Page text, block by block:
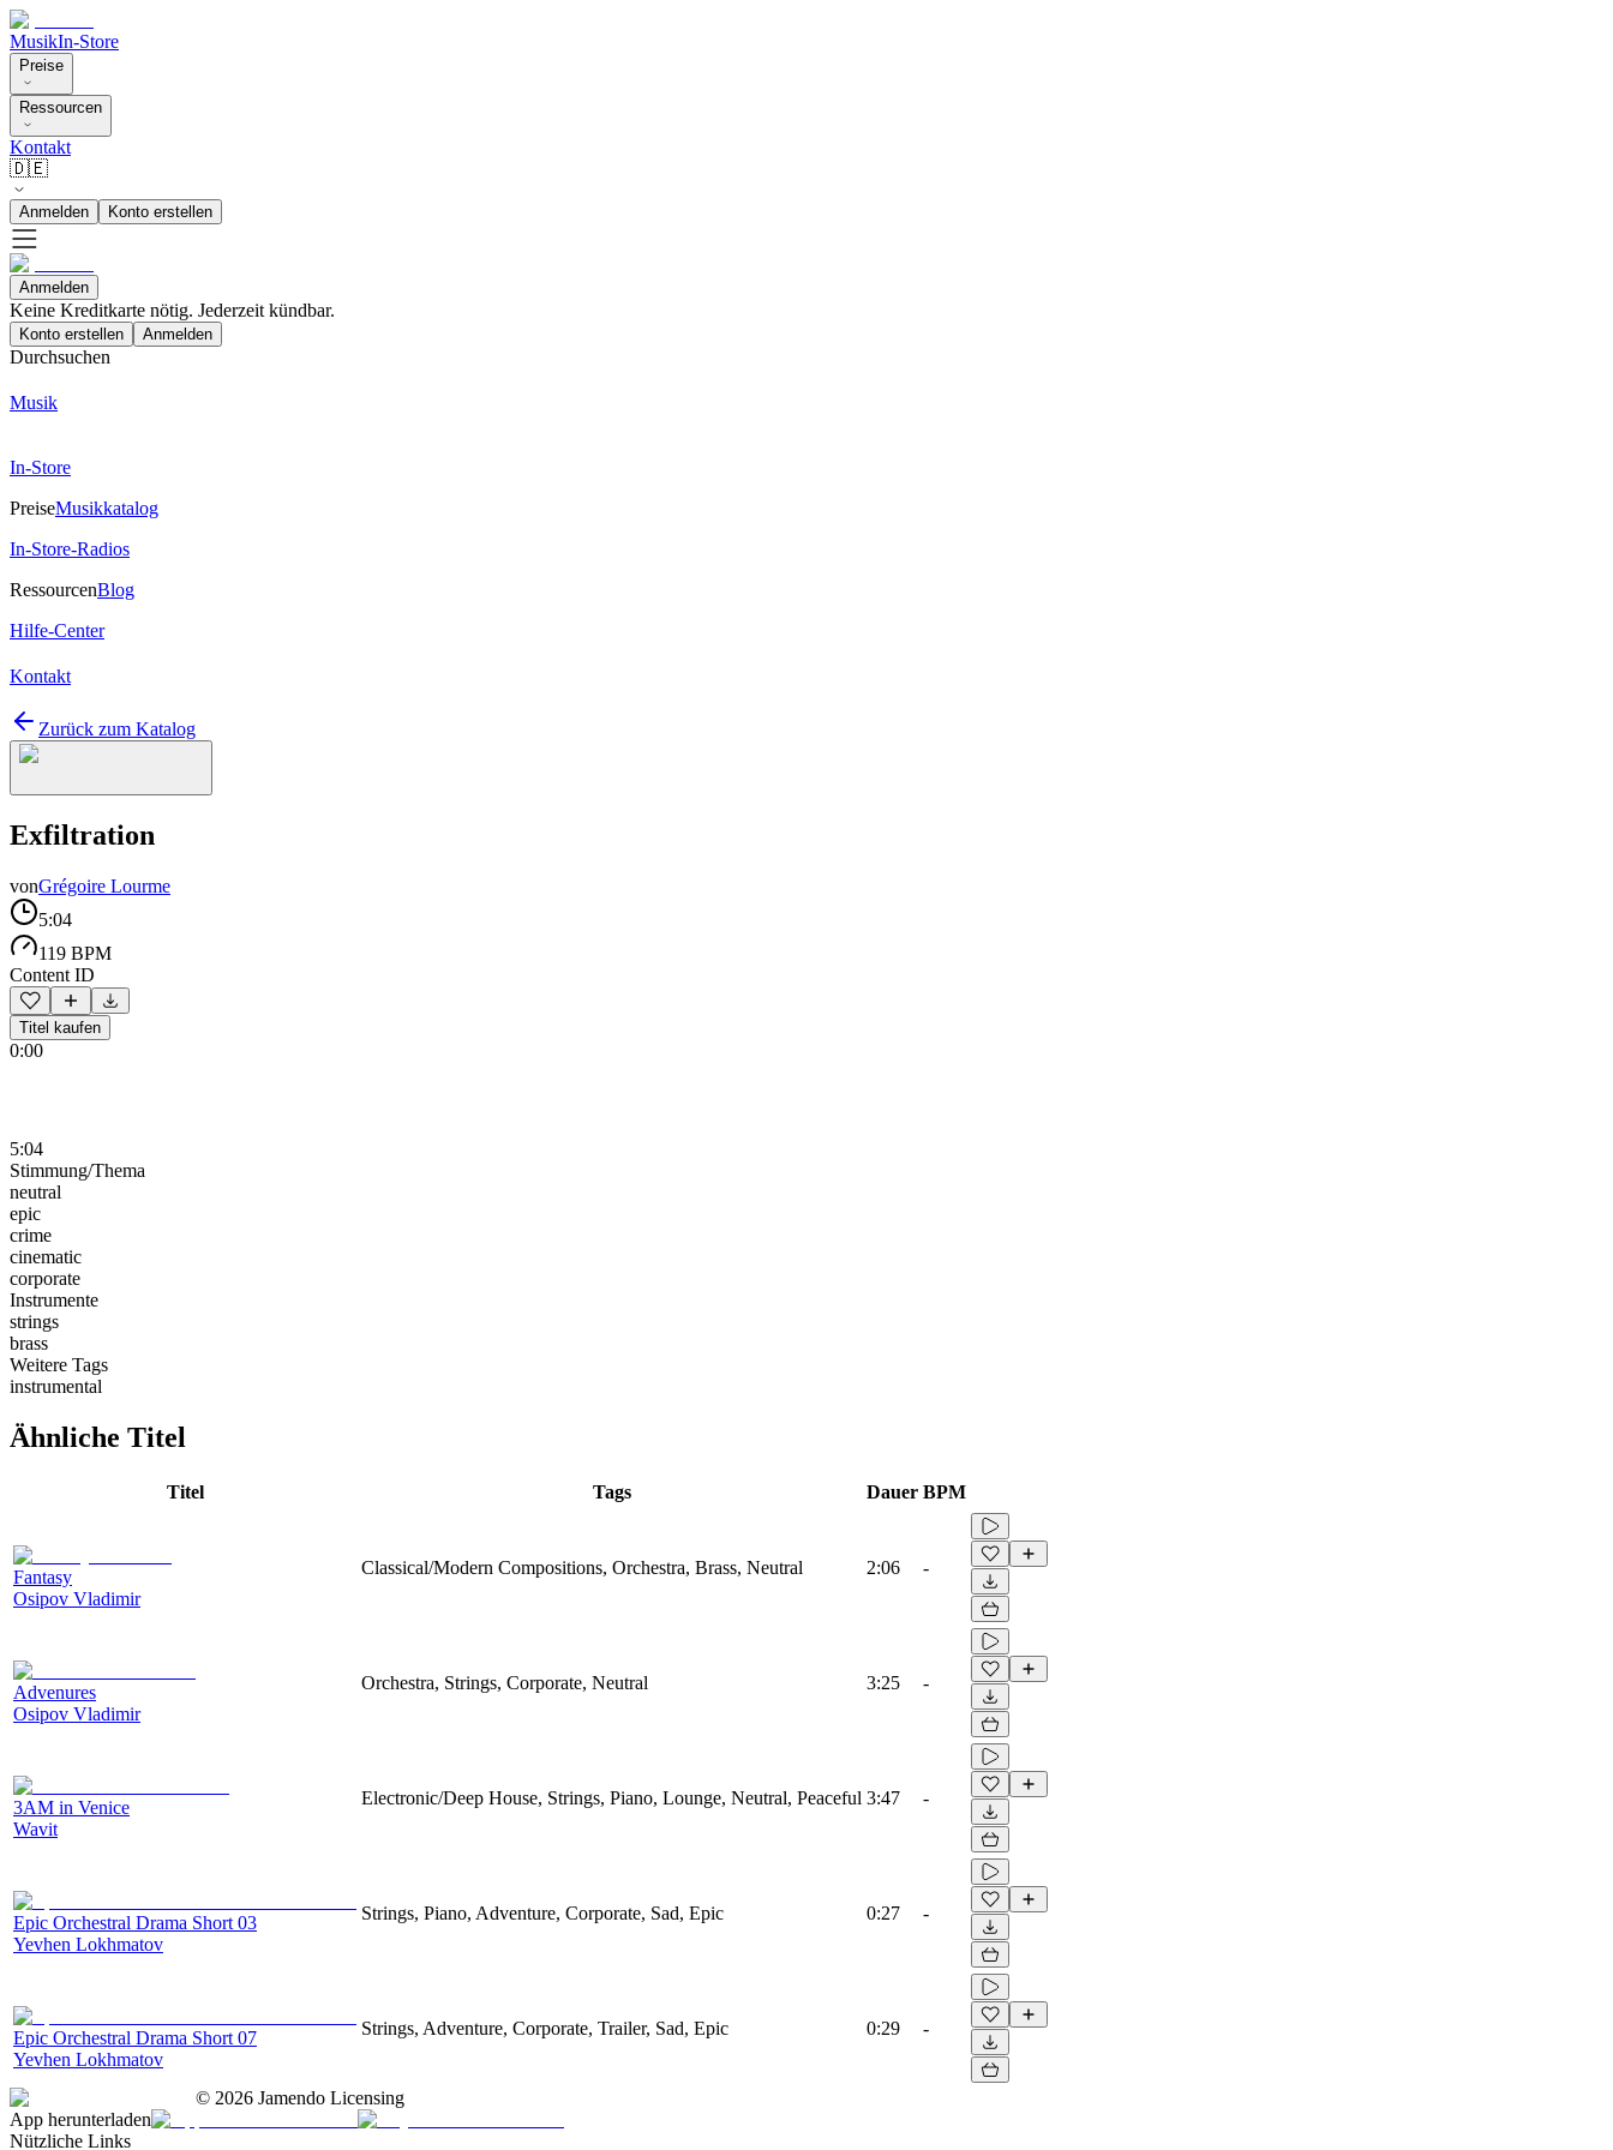
MusikIn-Store
Preise
Ressourcen
Kontakt
🇩🇪
Anmelden Konto erstellen
Anmelden
Keine Kreditkarte nötig. Jederzeit kündbar.
Konto erstellen Anmelden
Durchsuchen
Musik
In-Store
PreiseMusikkatalog
In-Store-Radios
RessourcenBlog
Hilfe-Center
Kontakt
Zurück zum Katalog
Exfiltration
vonGrégoire Lourme
5:04
119 BPM
Content ID
Titel kaufen
0:00
5:04
Stimmung/Thema
neutral
epic
crime
cinematic
corporate
Instrumente
strings
brass
Weitere Tags
instrumental
Ähnliche Titel
Titel Tags Dauer BPM
Fantasy
Osipov Vladimir
Classical/Modern Compositions, Orchestra, Brass, Neutral 2:06 -
Advenures
Osipov Vladimir
Orchestra, Strings, Corporate, Neutral 3:25 -
3AM in Venice
Wavit
Electronic/Deep House, Strings, Piano, Lounge, Neutral, Peaceful 3:47 -
Epic Orchestral Drama Short 03
Yevhen Lokhmatov
Strings, Piano, Adventure, Corporate, Sad, Epic 0:27 -
Epic Orchestral Drama Short 07
Yevhen Lokhmatov
Strings, Adventure, Corporate, Trailer, Sad, Epic 0:29 -
© 2026 Jamendo Licensing
App herunterladen
Nützliche Links